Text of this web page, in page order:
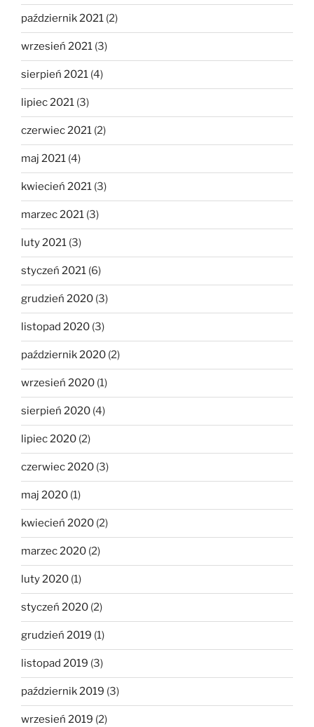
październik 2021 (2)
wrzesień 2021 (3)
sierpień 2021 (4)
lipiec 2021 (3)
czerwiec 2021 (2)
maj 2021 (4)
kwiecień 2021 (3)
marzec 2021 (3)
luty 2021 (3)
styczeń 2021 (6)
grudzień 2020 (3)
listopad 2020 (3)
październik 2020 (2)
wrzesień 2020 (1)
sierpień 2020 (4)
lipiec 2020 (2)
czerwiec 2020 (3)
maj 2020 (1)
kwiecień 2020 (2)
marzec 2020 (2)
luty 2020 (1)
styczeń 2020 (2)
grudzień 2019 (1)
listopad 2019 (3)
październik 2019 (3)
wrzesień 2019 (2)